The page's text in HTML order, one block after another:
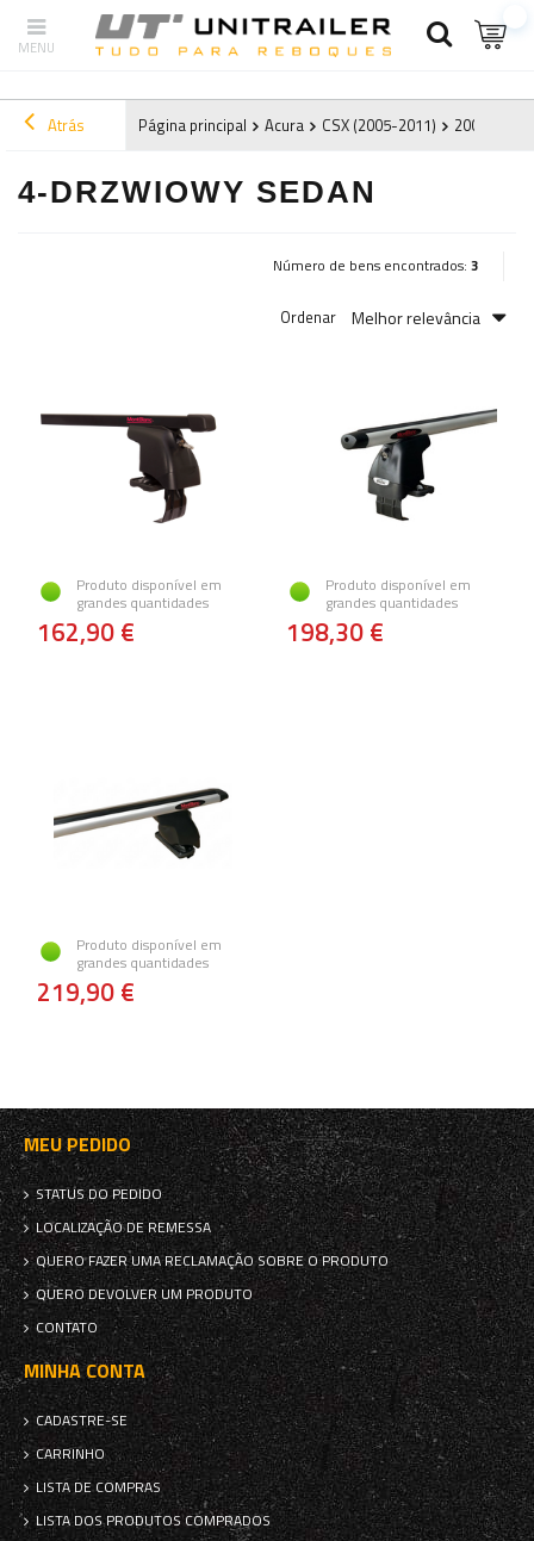
Atrás Página principal Acura CSX (2005-2011) 2006
4-DRZWIOWY SEDAN
Número de bens encontrados: 3
Ordenar Melhor relevância
Produto disponível em
grandes quantidades
162,90 €
Produto disponível em
grandes quantidades
198,30 €
Produto disponível em
grandes quantidades
219,90 €
MEU PEDIDO
STATUS DO PEDIDO
LOCALIZAÇÃO DE REMESSA
QUERO FAZER UMA RECLAMAÇÃO SOBRE O PRODUTO
QUERO DEVOLVER UM PRODUTO
CONTATO
MINHA CONTA
CADASTRE-SE
CARRINHO
LISTA DE COMPRAS
LISTA DOS PRODUTOS COMPRADOS